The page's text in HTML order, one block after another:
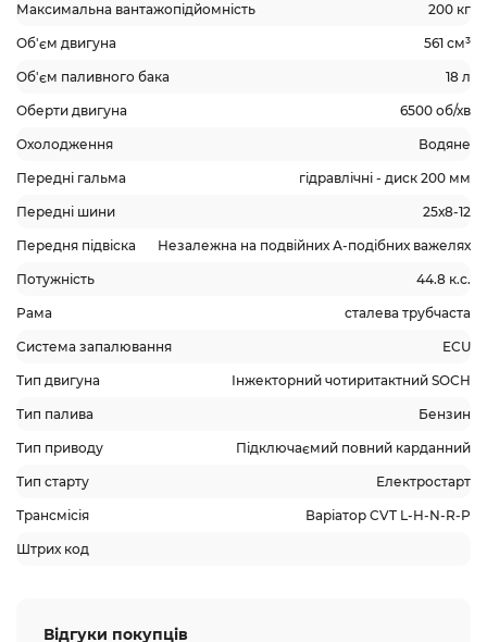
Максимальна вантажопідйомність 200 кг
Об'єм двигуна 561 см³
Об'єм паливного бака 18 л
Оберти двигуна 6500 об/хв
Охолодження Водяне
Передні гальма гідравлічні - диск 200 мм
Передні шини 25х8-12
Передня підвіска Незалежна на подвійних А-подібних важелях
Потужність 44.8 к.с.
Рама сталева трубчаста
Система запалювання ECU
Тип двигуна Інжекторний чотиритактний SOCH
Тип палива Бензин
Тип приводу Підключаємий повний карданний
Тип старту Електростарт
Трансмісія Варіатор CVT L-H-N-R-P
Штрих код
Відгуки покупців